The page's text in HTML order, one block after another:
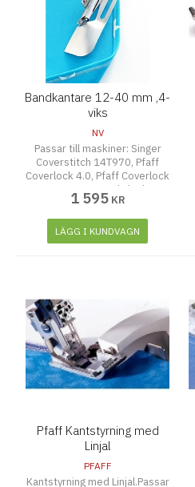
Bandkantare 12-40 mm ,4-
viks
NV
Passar till maskiner: Singer
Coverstitch 14T970, Pfaff
Coverlock 4.0, Pfaff Coverlock
3.0, Husqvarna Huskylock S25
och Husqvarna Huskylock
1 595 KR
LÄGG I KUNDVAGN
Pfaff Kantstyrning med
Linjal
PFAFF
Kantstyrning med Linjal.Passar